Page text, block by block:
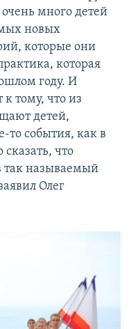
много детей
новых
которые они
которая
году. И
к тому, что из
детей,
то события, как в
что
так называемый
Олег